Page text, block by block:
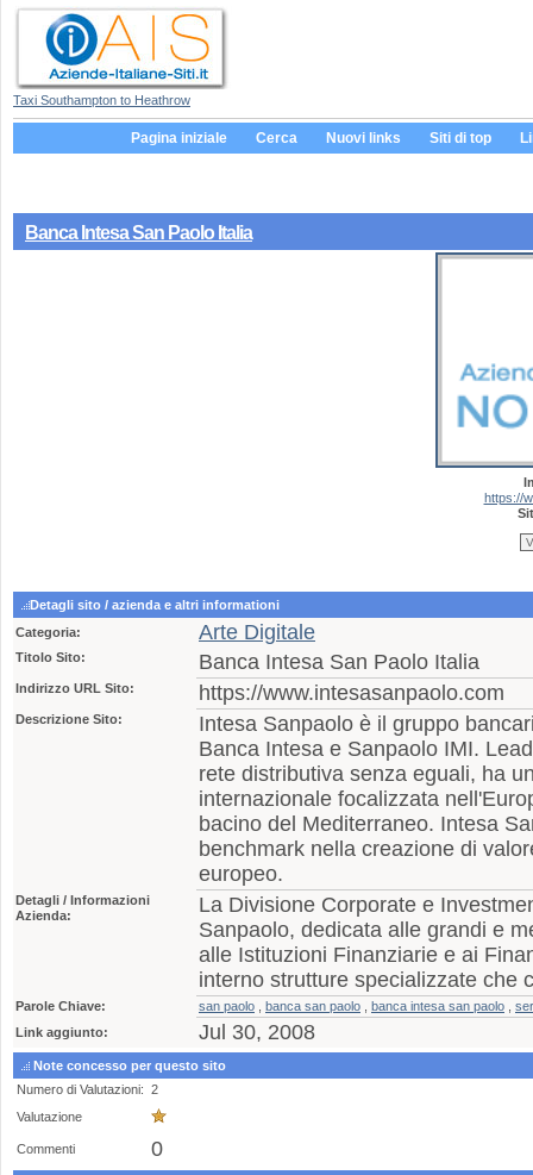
Taxi Southampton to Heathrow
Pagina iniziale Cerca Nuovi links Siti di top
Banca Intesa San Paolo Italia
https://
Detagli sito / azienda e altri informationi
Categoria:
Arte Digitale
Titolo Sito: Banca Intesa San Paolo Italia
Indirizzo URL Sito: https://www.intesasanpaolo.com
Descrizione Sito:
Intesa Sanpaolo è il gruppo
Banca Intesa e Sanpaolo IMI.
rete distributiva senza eguali, ha
internazionale focalizzata
bacino del Mediterraneo. Intesa
benchmark nella creazione di
europeo.
Detagli / Informazioni
Azienda:
La Divisione Corporate e
Sanpaolo, dedicata alle grandi e
alle Istituzioni Finanziarie e ai
interno strutture specializzate che
Parole Chiave: san paolo banca san paolo banca intesa san paolo
Link aggiunto:
Jul 30, 2008
Note concesso per questo sito
Numero di Valutazioni: 2
Valutazione
Commenti 0